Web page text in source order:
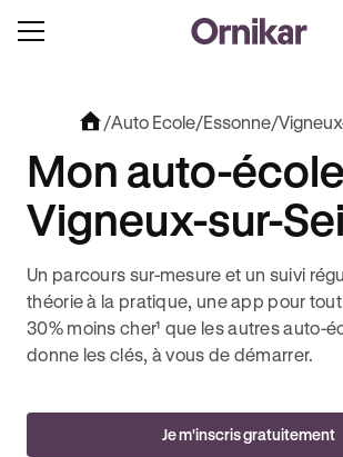
OFFRE EXCLUSIVE
OFFERTS AVEC REVOLUT + 3 MOIS DEEZER PREMIUM
/Auto Ecole/Essonne/
Mon auto-
Vigneux-sur-
Un parcours sur-mesure et un suivi
théorie à la pratique, une app pour
30% moins cher¹ que les autres auto-
donne les clés, à vous de démarrer.
Je m'inscris gratuitement